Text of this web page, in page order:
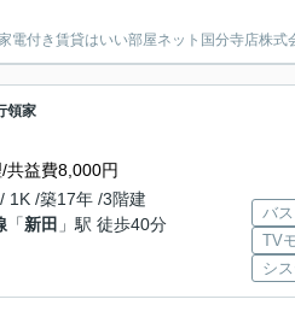
電付き賃貸はいい部屋ネット国分寺店株式
領家
共益費8,000円
1K /築17年 /3階建
「新田 」駅 徒歩40分
バ
TV
シ